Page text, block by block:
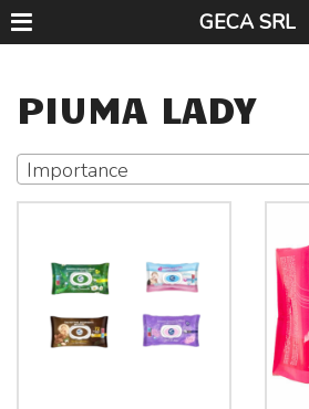
GECA SRL
PIUMA LADY
Importance